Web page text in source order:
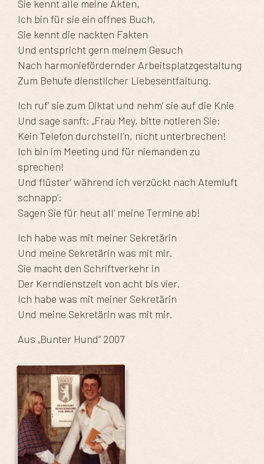
Sie kennt alle meine Akten,
Ich bin für sie ein offnes Buch,
Sie kennt die nackten Fakten
Und entspricht gern meinem Gesuch
Nach harmoniefördernder Arbeitsplatzgestaltung
Zum Behufe dienstlicher Liebesentfaltung.
Ich ruf’ sie zum Diktat und nehm’ sie auf die Knie
Und sage sanft: „Frau Mey, bitte notieren Sie:
Kein Telefon durchstell’n, nicht unterbrechen!
Ich bin im Meeting und für niemanden zu
sprechen!
Und flüster’ während ich verzückt nach Atemluft
schnapp’:
Sagen Sie für heut all’ meine Termine ab!
Ich habe was mit meiner Sekretärin
Und meine Sekretärin was mit mir.
Sie macht den Schriftverkehr in
Der Kerndienstzeit von acht bis vier.
Ich habe was mit meiner Sekretärin
Und meine Sekretärin was mit mir.
Aus „Bunter Hund“ 2007